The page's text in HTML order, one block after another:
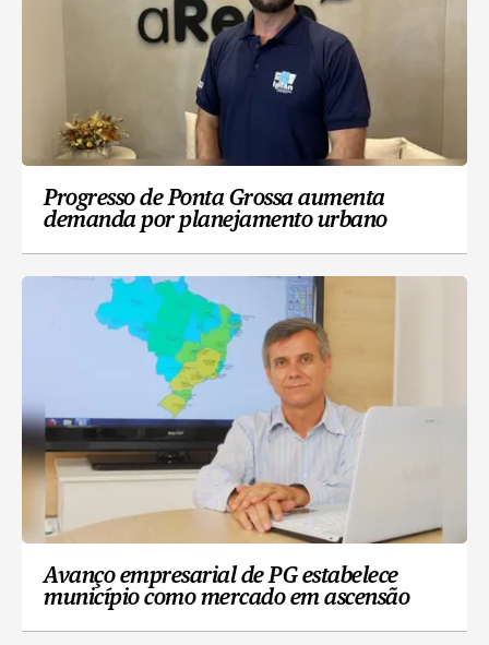
Progresso de Ponta Grossa aumenta
demanda por planejamento urbano
Avanço empresarial de PG estabelece
município como mercado em ascensão